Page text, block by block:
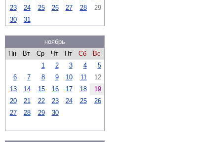
23
24 25 26 27 28
29
30
31
ноябрь
Пн
Вт Ср Чт Пт Сб
Вс
1
2 3 4
5
6
7 8 9 10 11
12
13
14 15 16 17 18
19
20
21 22 23 24 25
26
27
28 29 30